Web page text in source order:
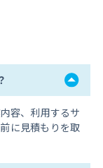
容、利用するサ
に見積もりを取